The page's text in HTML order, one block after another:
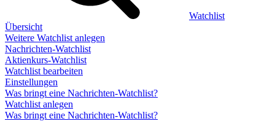
Watchlist
Übersicht
Weitere Watchlist anlegen
Nachrichten-Watchlist
Aktienkurs-Watchlist
Watchlist bearbeiten
Einstellungen
Was bringt eine Nachrichten-Watchlist?
Watchlist anlegen
Was bringt eine Nachrichten-Watchlist?